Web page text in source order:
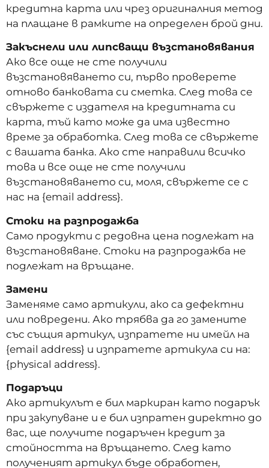
кредитна карта или чрез оригиналния метод
на плащане в рамките на определен брой дни.
Закъснели или липсващи възстановявания
Ако все още не сте получили
възстановяването си, първо проверете
отново банковата си сметка. След това се
свържете с издателя на кредитната си
карта, тъй като може да има известно
време за обработка. След това се свържете
с вашата банка. Ако сте направили всичко
това и все още не сте получили
възстановяването си, моля, свържете се с
нас на {email address}.
Стоки на разпродажба
Само продукти с редовна цена подлежат на
възстановяване. Стоки на разпродажба не
подлежат на връщане.
Замени
Заменяме само артикули, ако са дефектни
или повредени. Ако трябва да го замените
със същия артикул, изпратете ни имейл на
{email address} и изпратете артикула си на:
{physical address}.
Подаръци
Ако артикулът е бил маркиран като подарък
при закупуване и е бил изпратен директно до
вас, ще получите подаръчен кредит за
стойността на връщането. След като
полученият артикул бъде обработен,